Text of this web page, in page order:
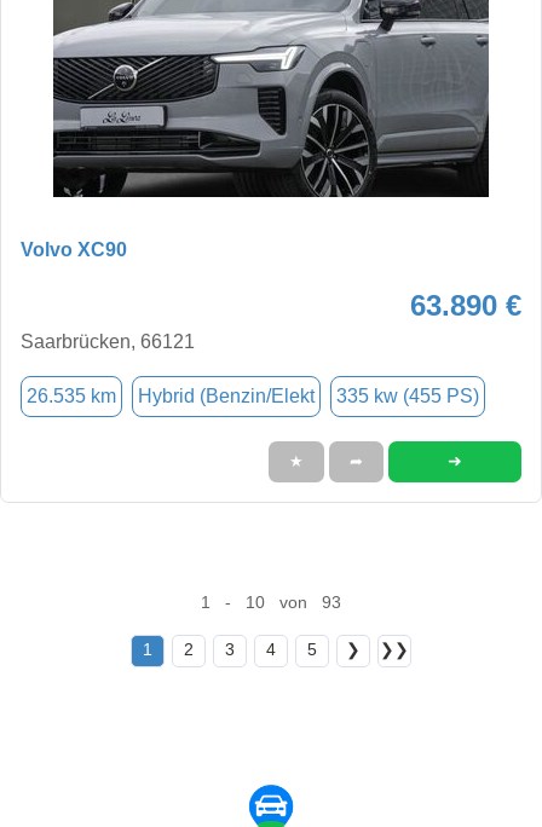
Volvo XC90
63.890 €
Saarbrücken, 66121
26.535 km Hybrid (Benzin/Elekt 335 kw (455 PS)
★ ➦ ➜
1 - 10 von 93
1 2 3 4 5 ❯ ❯❯